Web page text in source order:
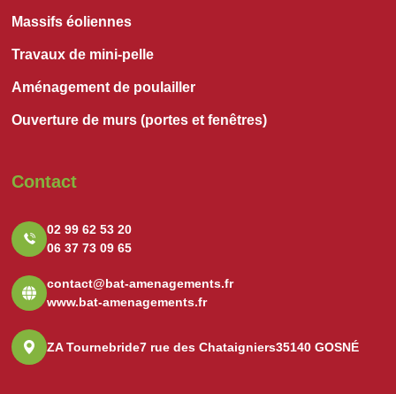
Massifs éoliennes
Travaux de mini-pelle
Aménagement de poulailler
Ouverture de murs (portes et fenêtres)
Contact
02 99 62 53 20
06 37 73 09 65
contact@bat-amenagements.fr
www.bat-amenagements.fr
ZA Tournebride7 rue des Chataigniers35140 GOSNÉ